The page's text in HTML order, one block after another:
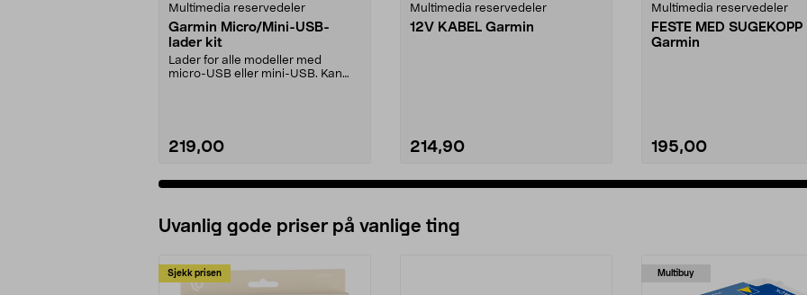
Multimedia reservedeler
Garmin Micro/Mini-USB-
lader kit
Lader for alle modeller med
micro-USB eller mini-USB. Kan
219,00
Multimedia reservedeler
12V KABEL Garmin
214,90
Multimedia reservedeler
FESTE MED SUGEKOPP
Garmin
195,00
Uvanlig gode priser på vanlige ting
Sjekk prisen Multibuy